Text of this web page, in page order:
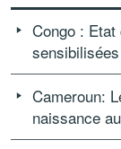
Congo :
Cameroun:
naissance